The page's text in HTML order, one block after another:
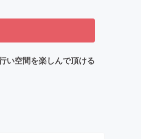
い空間を楽しんで頂ける